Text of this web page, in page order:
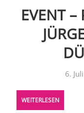
EVENT –
6.
WEITERLESEN